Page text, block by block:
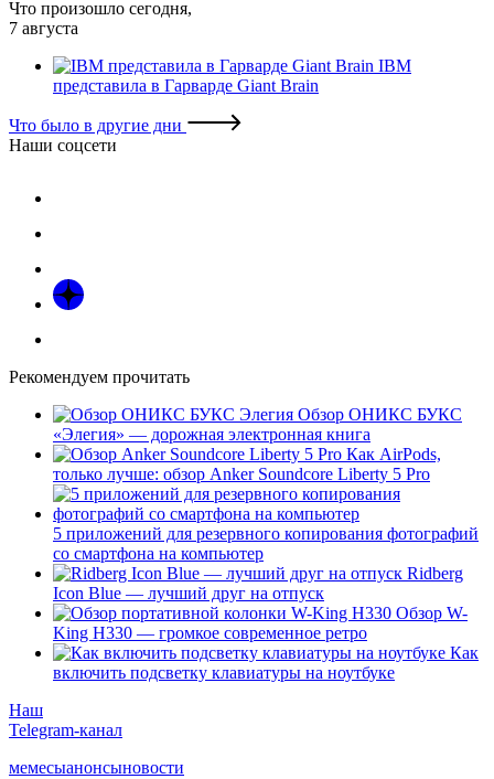
Что произошло сегодня,
7 августа
IBM
представила в Гарварде Giant Brain
Что было в другие дни
Наши соцсети
Рекомендуем прочитать
Обзор ОНИКС БУКС
«Элегия» — дорожная электронная книга
Как AirPods,
только лучше: обзор Anker Soundcore Liberty 5 Pro
5 приложений для резервного копирования фотографий
со смартфона на компьютер
Ridberg
Icon Blue — лучший друг на отпуск
Обзор W-
King H330 — громкое современное ретро
Как
включить подсветку клавиатуры на ноутбуке
Наш
Telegram-канал
мемесыанонсыновости